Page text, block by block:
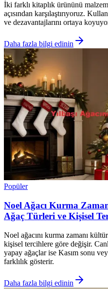
İki farklı kitaplık ürününü
açısından karşılaştırıyoruz.
ve dezavantajlarını ortaya
Daha fazla bilgi edinin
Popüler
Noel Ağacı Kurma
Ağaç Türleri ve Kişisel
Noel ağacını kurma zamanı
kişisel tercihlere göre değişir.
yapay ağaçlar ise Kasım sonu
farklılık gösterir.
Daha fazla bilgi edinin